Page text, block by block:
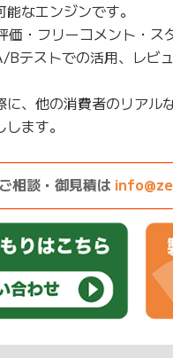
なエンジンです。
・フリーコメント・
テストでの活用、レビ
、他の消費者のリア
ます。
相談・御見積は